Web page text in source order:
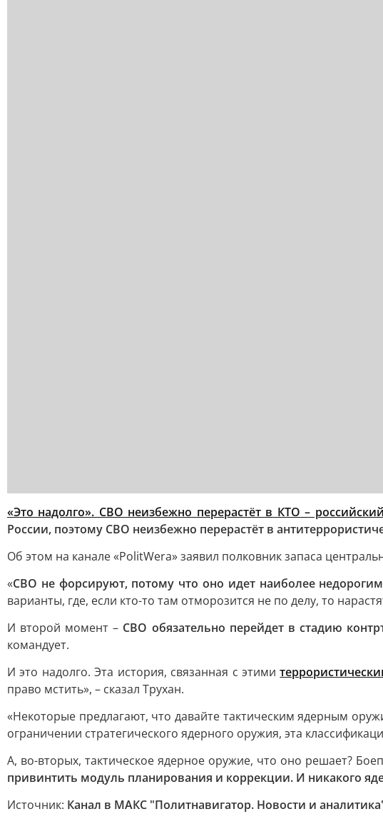
«Это надолго». СВО неизбежно перерастёт в КТО –
России, поэтому СВО неизбежно перерастёт в
Об этом на канале «PolitWera» заявил полковник запаса
«СВО не форсируют, потому что оно идет наиболее
варианты, где, если кто-то там отморозится не по делу, то
И второй момент – СВО обязательно перейдет в стадию
командует.
И это надолго. Эта история, связанная с этими
право мстить», – сказал Трухан.
«Некоторые предлагают, что давайте тактическим ядерным
ограничении стратегического ядерного оружия, эта
А, во-вторых, тактическое ядерное оружие, что оно решает?
привинтить модуль планирования и коррекции. И никакого
Источник: Канал в МАКС "Политнавигатор. Новости и